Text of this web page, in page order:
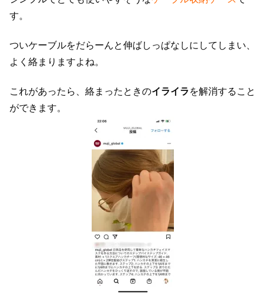
す。
ついケーブルをだらーんと伸ばしっぱなしにしてしまい、
よく絡まりますよね。
これがあったら、絡まったときのイライラ を解消すること
ができます。